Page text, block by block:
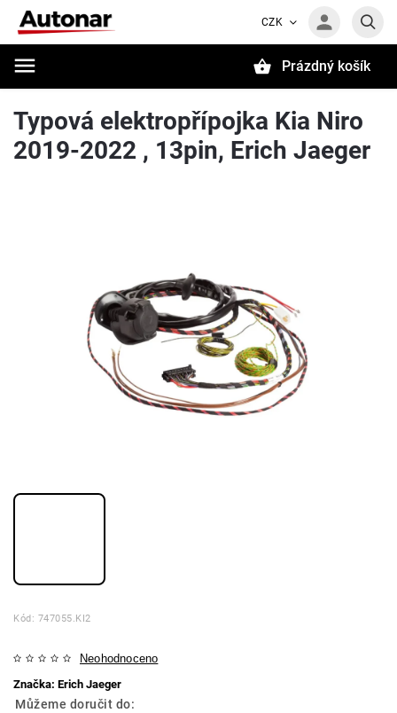
CZK
Prázdný košík
Typová elektropřípojka Kia Niro
2019-2022 , 13pin, Erich Jaeger
Kód: 747055.KI2
Neohodnoceno
Značka: Erich Jaeger
Můžeme doručit do: